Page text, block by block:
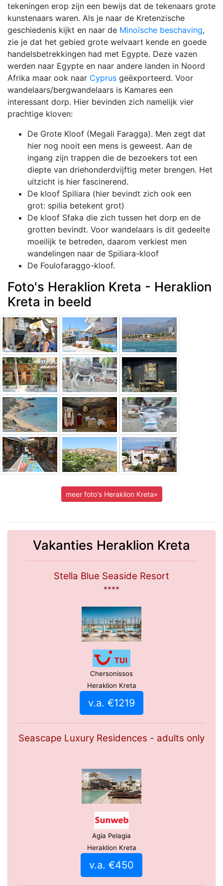
tekeningen erop zijn een bewijs dat de tekenaars grote
kunstenaars waren. Als je naar de Kretenzische
geschiedenis kijkt en naar de Minoïsche beschaving,
zie je dat het gebied grote welvaart kende en goede
handelsbetrekkingen had met Egypte. Deze vazen
werden naar Egypte en naar andere landen in Noord
Afrika maar ook naar Cyprus geëxporteerd. Voor
wandelaars/bergwandelaars is Kamares een
interessant dorp. Hier bevinden zich namelijk vier
prachtige kloven:
De Grote Kloof (Megali Faragga). Men zegt dat
hier nog nooit een mens is geweest. Aan de
ingang zijn trappen die de bezoekers tot een
diepte van driehonderdvijftig meter brengen. Het
uitzicht is hier fascinerend.
De kloof Spiliara (hier bevindt zich ook een
grot: spilia betekent grot)
De kloof Sfaka die zich tussen het dorp en de
grotten bevindt. Voor wandelaars is dit gedeelte
moeilijk te betreden, daarom verkiest men
wandelingen naar de Spiliara-kloof
De Foulofaraggo-kloof.
Foto's Heraklion Kreta - Heraklion
Kreta in beeld
meer foto's Heraklion Kreta»
Vakanties Heraklion Kreta
Stella Blue Seaside Resort
****
Chersonissos
Heraklion Kreta
v.a. €1219
Seascape Luxury Residences - adults only
Agia Pelagia
Heraklion Kreta
v.a. €450